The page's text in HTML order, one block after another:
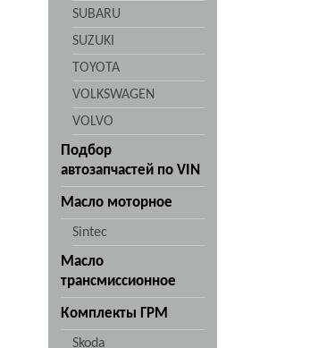
SUBARU
SUZUKI
TOYOTA
VOLKSWAGEN
VOLVO
Подбор
автозапчастей по VIN
Масло моторное
Sintec
Масло
трансмиссионное
Комплекты ГРМ
Skoda